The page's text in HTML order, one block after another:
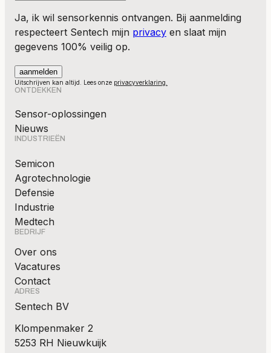
Ja, ik wil sensorkennis ontvangen. Bij aanmelding
respecteert Sentech mijn privacy en slaat mijn
gegevens 100% veilig op.
Uitschrijven kan altijd. Lees onze privacyverklaring.
ONTDEKKEN
Sensor-oplossingen
Nieuws
INDUSTRIEËN
Semicon
Agrotechnologie
Defensie
Industrie
Medtech
BEDRIJF
Over ons
Vacatures
Contact
ADRES
Sentech BV
Klompenmaker 2
5253 RH Nieuwkuijk